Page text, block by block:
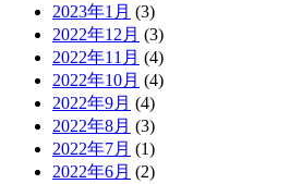
2023年1月 (3)
2022年12月 (3)
2022年11月 (4)
2022年10月 (4)
2022年9月 (4)
2022年8月 (3)
2022年7月 (1)
2022年6月 (2)